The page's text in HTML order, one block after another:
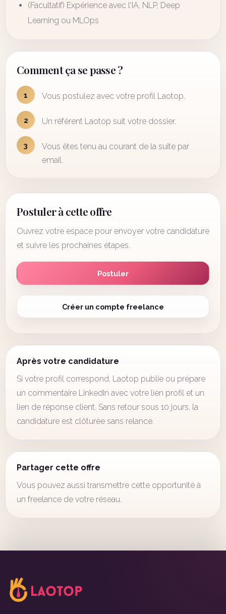
(Facultatif) Expérience avec l'IA, NLP, Deep
Learning ou MLOps
Comment ça se passe ?
1 Vous postulez avec votre profil Laotop.
2 Un référent Laotop suit votre dossier.
3
Vous êtes tenu au courant de la suite par
email.
Postuler à cette offre
Ouvrez votre espace pour envoyer votre candidature
et suivre les prochaines étapes.
Postuler
Créer un compte freelance
Après votre candidature
Si votre profil correspond, Laotop publie ou prépare
un commentaire LinkedIn avec votre lien profil et un
lien de réponse client. Sans retour sous 10 jours, la
candidature est clôturée sans relance.
Partager cette offre
Vous pouvez aussi transmettre cette opportunité à
un freelance de votre réseau.